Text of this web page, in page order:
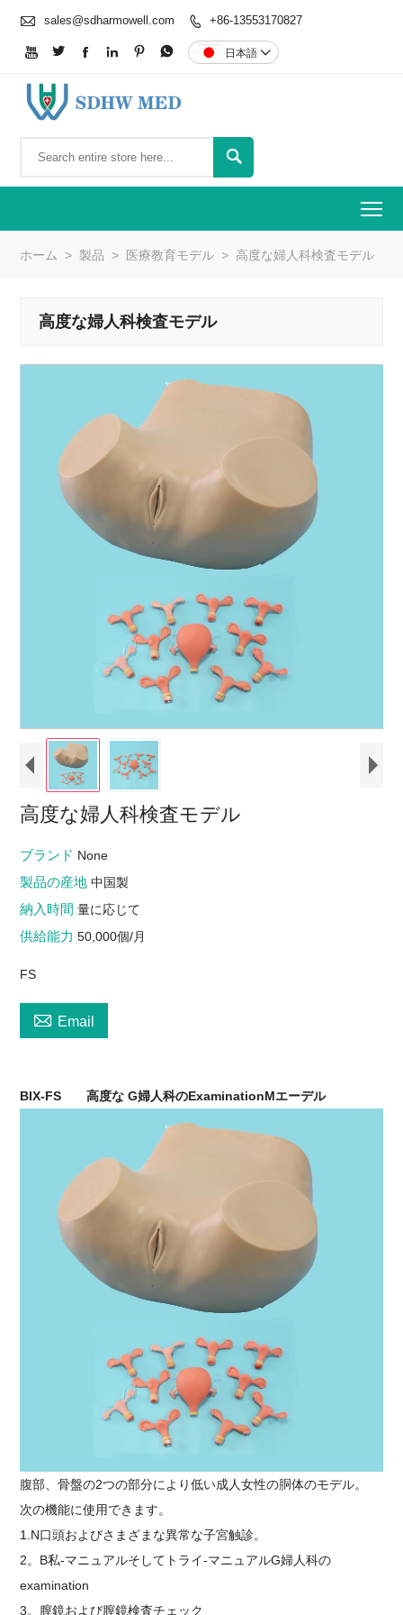
 sales@sdharmowell.com  +86-13553170827
      日本語 

ホーム > 製品 > 医療教育モデル > 高度な婦人科検査モデル
高度な婦人科検査モデル
高度な婦人科検査モデル
ブランド None
製品の産地中国製
納入時間量に応じて
供給能力50,000個/月
FS
 Email
BIX-FS 高度な G婦人科のExaminationMエーデル
腹部、骨盤の2つの部分により低い成人女性の胴体のモデル。
次の機能に使用できます。
1 .N口頭およびさまざまな異常な子宮触診。
2。 B私-マニュアルそして トライ-マニュアルG婦人科の
examination
3。 膣鏡および膣鏡検査チェック